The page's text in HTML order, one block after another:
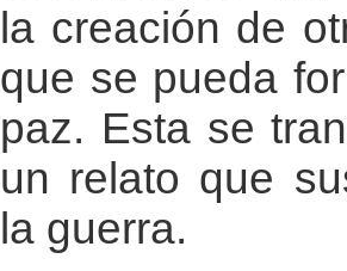
la creación de
que se pueda
paz. Esta se
un relato que
la guerra.